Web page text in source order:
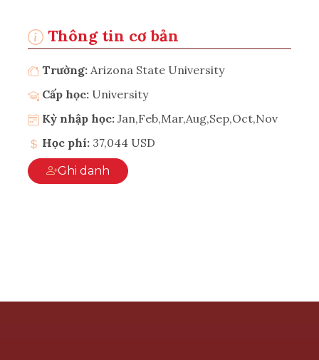
Thông tin cơ bản
Trường: Arizona State University
Cấp học: University
Kỳ nhập học: Jan,Feb,Mar,Aug,Sep,Oct,Nov
Học phí: 37,044 USD
Ghi danh